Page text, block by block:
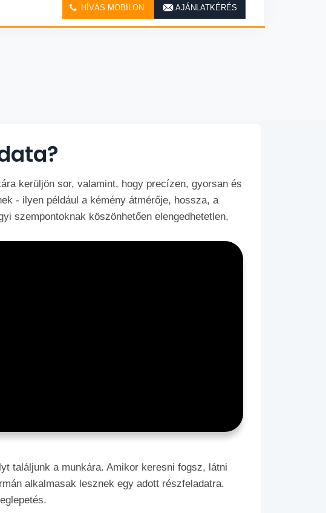
HÍVÁS MOBILON AJÁNLATKÉRÉS
kerüljön sor, valamint, hogy precízen, gyorsan és
- ilyen például a kémény átmérője, hossza, a
szempontoknak köszönhetően elengedhetetlen,
találjunk a munkára. Amikor keresni fogsz, látni
alkalmasak lesznek egy adott részfeladatra.